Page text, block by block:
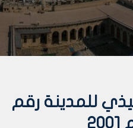
للمدينة رقم